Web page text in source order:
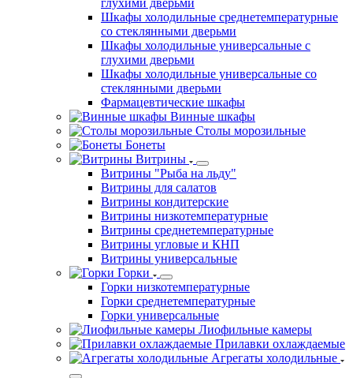
Шкафы холодильные среднетемпературные
со стеклянными дверьми
Шкафы холодильные универсальные с
глухими дверьми
Шкафы холодильные универсальные со
стеклянными дверьми
Фармацевтические шкафы
Винные шкафы
Столы морозильные
Бонеты
Витрины
Витрины "Рыба на льду"
Витрины для салатов
Витрины кондитерские
Витрины низкотемпературные
Витрины среднетемпературные
Витрины угловые и КНП
Витрины универсальные
Горки
Горки низкотемпературные
Горки среднетемпературные
Горки универсальные
Лиофильные камеры
Прилавки охлаждаемые
Агрегаты холодильные